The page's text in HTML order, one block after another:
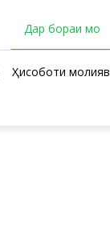
Дар бораи мо
Ҳисоботи молиявӣ